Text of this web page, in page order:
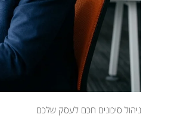
ניהול סיכונים חכם לעסק שלכם